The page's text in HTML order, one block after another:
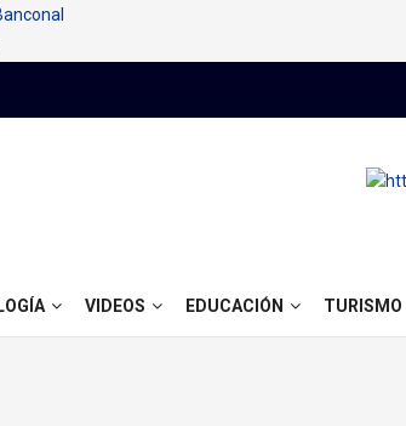
VIDEOS EDUCACIÓN TURISMO